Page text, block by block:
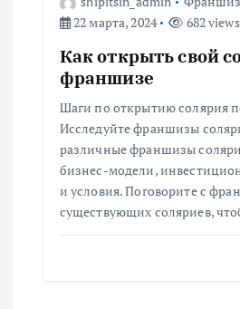
22 марта, 2024
682 views
Как открыть свой
франшизе
Шаги по открытию солярия
Исследуйте франшизы
различные франшизы
бизнес-модели,
и условия. Поговорите с
существующих соляриев,